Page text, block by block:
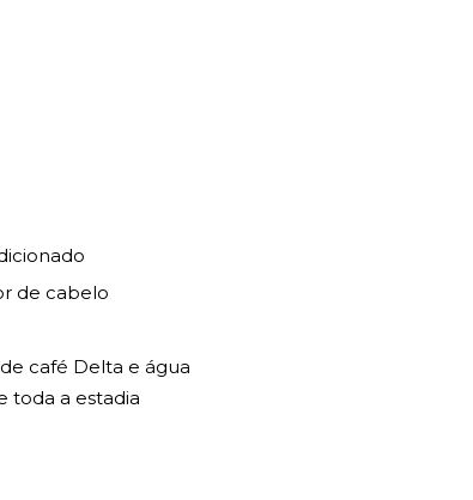
de cabelo
café Delta e água
toda a estadia